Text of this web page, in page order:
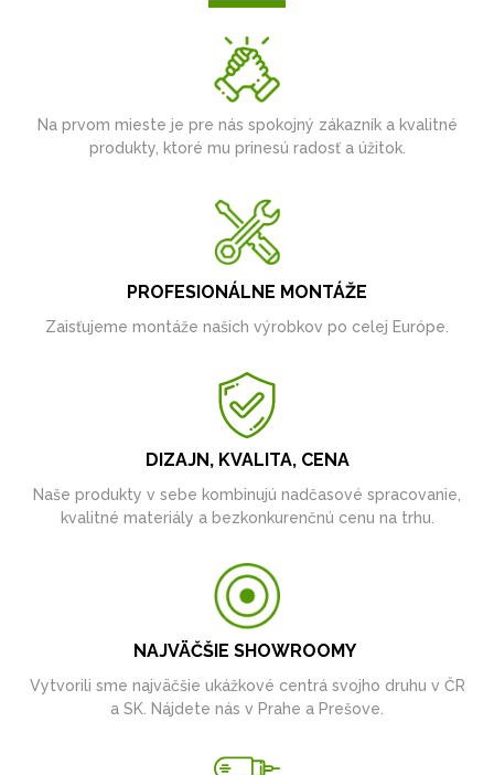
Na prvom mieste je pre nás spokojný zákazník a kvalitné
produkty, ktoré mu prinesú radosť a úžitok.
PROFESIONÁLNE MONTÁŽE
Zaisťujeme montáže našich výrobkov po celej Európe.
DIZAJN, KVALITA, CENA
Naše produkty v sebe kombinujú nadčasové spracovanie,
kvalitné materiály a bezkonkurenčnú cenu na trhu.
NAJVÄČŠIE SHOWROOMY
Vytvorili sme najväčšie ukážkové centrá svojho druhu v ČR
a SK. Nájdete nás v Prahe a Prešove.